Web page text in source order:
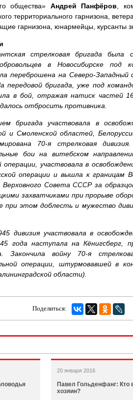
общества» Андрей Панфёров ,
территориального гарнизона,
гарнизона, юнармейцы, курсанты
стрелковая бригада
в Новосибирске под
переброшена на Северо-Западный
передовой бригада, уже под
в бой, отражая натиск частей
отбросить противника.
бригада участвовала в
и Смоленской областей,
70-я стрелковая
бои на витебском
операции, участвовала в
операции и вышла к границам
Верховного Совета СССР за
захватчиками при прорыве
при этом доблесть и мужество
дивизия участвовала в
года наступала на
Закончила войну 70-я
операции, штурмовавшей в
области).
Поделиться:
20 января 2016
Павел Гольденфанг: Кто
хозяин?